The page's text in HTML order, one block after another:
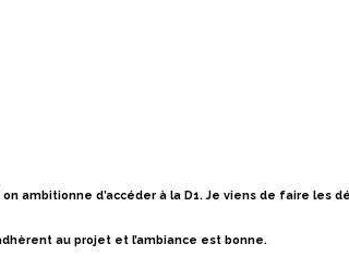
ambitionne d’accéder à la D1.Je viens de faire les
au projet et l’ambiance est bonne.